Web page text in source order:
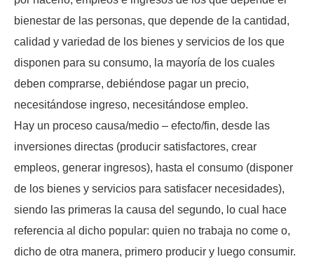
bienestar de las personas, que depende de la cantidad,
calidad y variedad de los bienes y servicios de los que
disponen para su consumo, la mayoría de los cuales
deben comprarse, debiéndose pagar un precio,
necesitándose ingreso, necesitándose empleo.
Hay un proceso causa/medio – efecto/fin, desde las
inversiones directas (producir satisfactores, crear
empleos, generar ingresos), hasta el consumo (disponer
de los bienes y servicios para satisfacer necesidades),
siendo las primeras la causa del segundo, lo cual hace
referencia al dicho popular: quien no trabaja no come o,
dicho de otra manera, primero producir y luego consumir.